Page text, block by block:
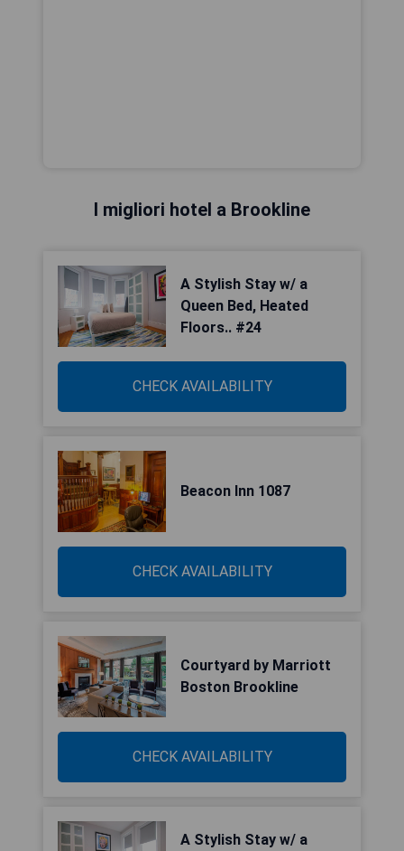
I migliori hotel a Brookline
A Stylish Stay w/ a
Queen Bed, Heated
Floors.. #24
CHECK AVAILABILITY
Beacon Inn 1087
CHECK AVAILABILITY
Courtyard by Marriott
Boston Brookline
CHECK AVAILABILITY
A Stylish Stay w/ a